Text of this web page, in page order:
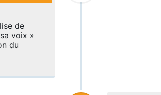
de
voix »
du